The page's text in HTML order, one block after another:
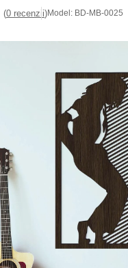
(0 recenzii)Model: BD-MB-0025